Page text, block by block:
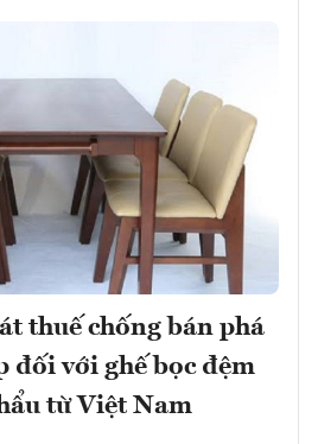
thuế chống bán phá
đối với ghế bọc đệm
từ Việt Nam